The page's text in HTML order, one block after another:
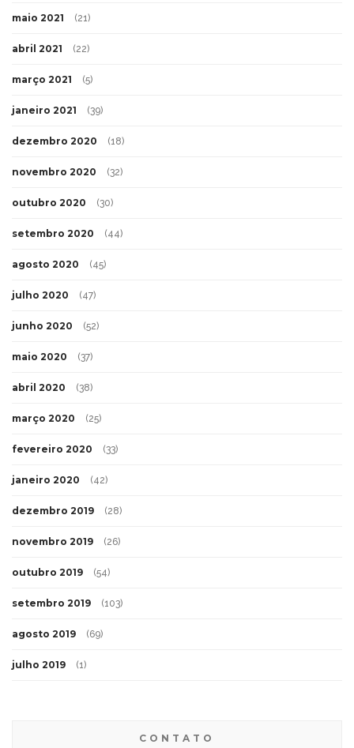
maio 2021 (21)
abril 2021 (22)
março 2021 (5)
janeiro 2021 (39)
dezembro 2020 (18)
novembro 2020 (32)
outubro 2020 (30)
setembro 2020 (44)
agosto 2020 (45)
julho 2020 (47)
junho 2020 (52)
maio 2020 (37)
abril 2020 (38)
março 2020 (25)
fevereiro 2020 (33)
janeiro 2020 (42)
dezembro 2019 (28)
novembro 2019 (26)
outubro 2019 (54)
setembro 2019 (103)
agosto 2019 (69)
julho 2019 (1)
CONTATO